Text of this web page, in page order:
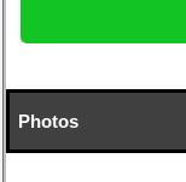
Photos